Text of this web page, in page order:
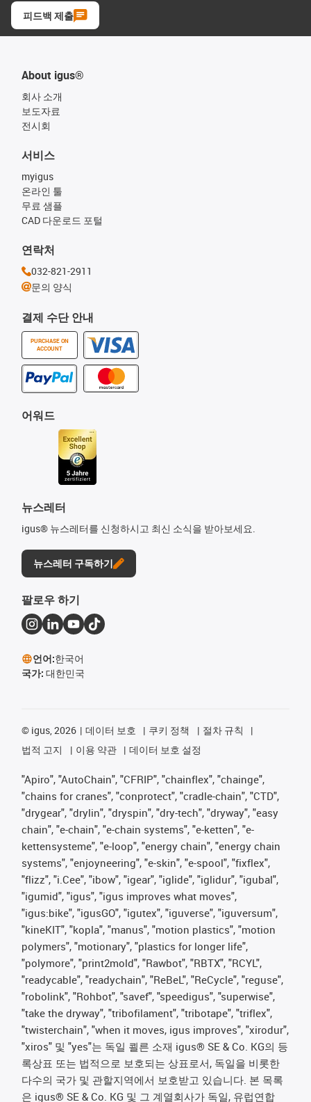
피드백 제출
About igus®
회사 소개
보도자료
전시회
결제 수단 안내
PURCHASE ON
ACCOUNT
서비스
myigus
온라인 툴
무료 샘플
CAD 다운로드 포털
어워드
뉴스레터
igus® 뉴스레터를 신청하시고 최신 소식을 받아보세요.
뉴스레터 구독하기
연락처
032-821-2911
문의 양식
팔로우 하기
언어:한국어
국가: 대한민국
© igus, 2026 데이터 보호 쿠키 정책
절차 규칙
법적 고지
이용 약관 데이터 보호 설정
"Apiro", "AutoChain", "CFRIP", "chainflex", "chainge",
"chains for cranes", "conprotect", "cradle-chain", "CTD",
"drygear", "drylin", "dryspin", "dry-tech", "dryway", "easy
chain", "e-chain", "e-chain systems", "e-ketten", "e-
kettensysteme", "e-loop", "energy chain", "energy chain
systems", "enjoyneering", "e-skin", "e-spool", "fixflex",
"flizz", "i.Cee", "ibow", "igear", "iglide", "iglidur", "igubal",
"igumid", "igus", "igus improves what moves",
"igus:bike", "igusGO", "igutex", "iguverse", "iguversum",
"kineKIT", "kopla", "manus", "motion plastics", "motion
polymers", "motionary", "plastics for longer life",
"polymore", "print2mold", "Rawbot", "RBTX", "RCYL",
"readycable", "readychain", "ReBeL", "ReCycle", "reguse",
"robolink", "Rohbot", "savef", "speedigus", "superwise",
"take the dryway", "tribofilament", "tribotape", "triflex",
"twisterchain", "when it moves, igus improves", "xirodur",
"xiros" 및 "yes"는 독일 쾰른 소재 igus® SE & Co. KG의 등
록상표 또는 법적으로 보호되는 상표로서, 독일을 비롯한
다수의 국가 및 관할지역에서 보호받고 있습니다. 본 목록
은 igus® SE & Co. KG 및 그 계열회사가 독일, 유럽연합